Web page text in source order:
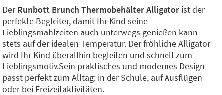
DerRunbott Brunch Thermobehälter Alligator ist der
perfekte Begleiter, damit Ihr Kind seine
Lieblingsmahlzeiten auch unterwegs genießen kann –
stets auf der idealen Temperatur. Der fröhliche Alligator
wird Ihr Kind überallhin begleiten und schnell zum
Lieblingsmotiv.Sein praktisches und modernes Design
passt perfekt zum Alltag: in der Schule, auf Ausflügen
oder bei Freizeitaktivitäten.